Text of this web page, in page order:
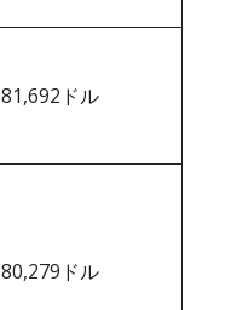
81,692ドル
80,279ドル